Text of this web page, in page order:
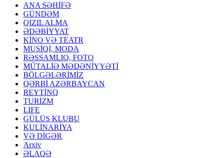
ANA SƏHİFƏ
GÜNDƏM
QIZIL ALMA
ƏDƏBİYYAT
KİNO VƏ TEATR
MUSİQİ, MODA
RƏSSAMLIQ, FOTO
MÜTALİƏ MƏDƏNİYYƏTİ
BÖLGƏLƏRİMİZ
QƏRBİ AZƏRBAYCAN
REYTİNQ
TURİZM
LIFE
GÜLÜŞ KLUBU
KULİNARİYA
VƏ DİGƏR
Arxiv
ƏLAQƏ